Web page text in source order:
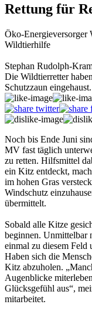
Rettung für
Öko-Energieversorger
Wildtierhilfe
Stephan Rudolph-
Die Wildtierretter
Schutzzaun eingehaust.
Noch bis Ende Juni
MV fast täglich
zu retten. Hilfsmittel
ein Kitz entdeckt,
im hohen Gras
Windschutz
übermittelt.
Sobald alle Kitze
beginnen. Unmittelbar
einmal zu diesem Feld
Haben sich die
Kitz abzuholen.
Augenblicke
Glücksgefühl aus“,
mitarbeitet.